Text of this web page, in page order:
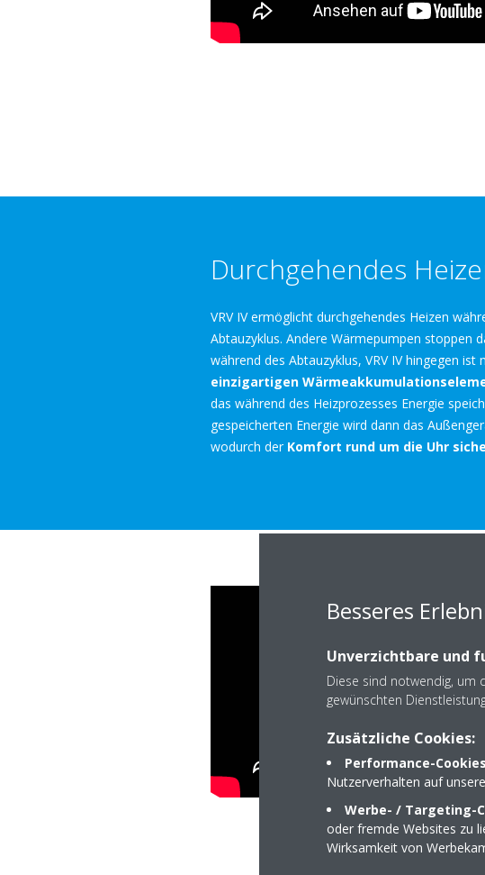
Durchgehendes
VRV IV ermöglicht durchgehendes Heizen
Abtauzyklus. Andere Wärmepumpen stoppen
während des Abtauzyklus, VRV IV hingegen ist
einzigartigen
das während des Heizprozesses Energie
gespeicherten Energie wird dann das
wodurch der Komfort rund um die Uhr
Besseres
Unverzichtbare und
Diese sind notwendig, um
gewünschten
Zusätzliche Cookies:
Performance-
Nutzerverhalten auf
Werbe- / Targeting-
oder fremde Websites zu
Wirksamkeit von